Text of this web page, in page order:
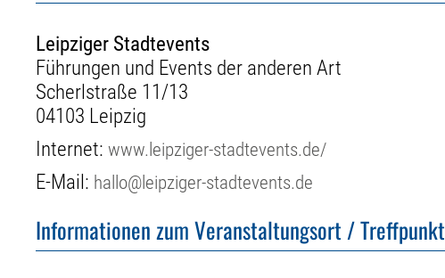
Leipziger Stadtevents
Führungen und Events der anderen Art
Scherlstraße 11/13
04103 Leipzig
Internet:www.leipziger-stadtevents.de/
E-Mail: hallo@leipziger-stadtevents.de
Informationen zum Veranstaltungsort / Treffpunkt